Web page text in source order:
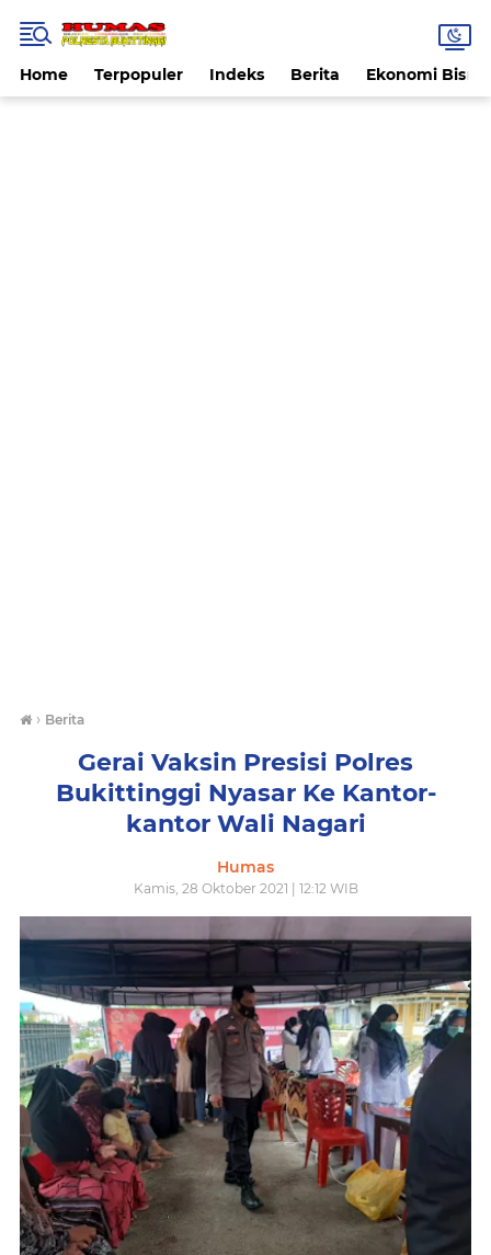
Home Terpopuler Indeks Berita Ekonomi Bisnis
› Berita
Gerai Vaksin Presisi Polres
Bukittinggi Nyasar Ke Kantor-
kantor Wali Nagari
Humas
Kamis, 28 Oktober 2021 | 12:12 WIB